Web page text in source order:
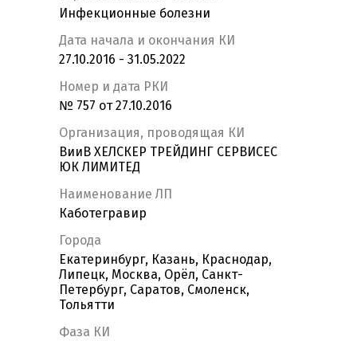
Инфекционные болезни
Дата начала и окончания КИ
27.10.2016 - 31.05.2022
Номер и дата РКИ
№ 757 от 27.10.2016
Организация, проводящая КИ
ВииВ ХЕЛСКЕР ТРЕЙДИНГ СЕРВИСЕС
ЮК ЛИМИТЕД
Наименование ЛП
Каботегравир
Города
Екатеринбург, Казань, Краснодар,
Липецк, Москва, Орёл, Санкт-
Петербург, Саратов, Смоленск,
Тольятти
Фаза КИ